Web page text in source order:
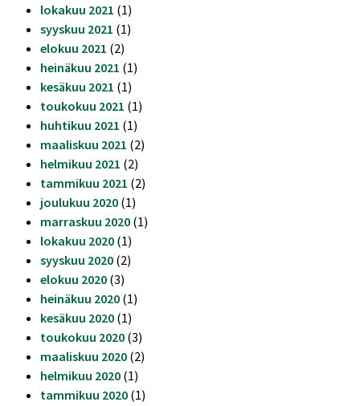
lokakuu 2021 (1)
syyskuu 2021 (1)
elokuu 2021 (2)
heinäkuu 2021 (1)
kesäkuu 2021 (1)
toukokuu 2021 (1)
huhtikuu 2021 (1)
maaliskuu 2021 (2)
helmikuu 2021 (2)
tammikuu 2021 (2)
joulukuu 2020 (1)
marraskuu 2020 (1)
lokakuu 2020 (1)
syyskuu 2020 (2)
elokuu 2020 (3)
heinäkuu 2020 (1)
kesäkuu 2020 (1)
toukokuu 2020 (3)
maaliskuu 2020 (2)
helmikuu 2020 (1)
tammikuu 2020 (1)